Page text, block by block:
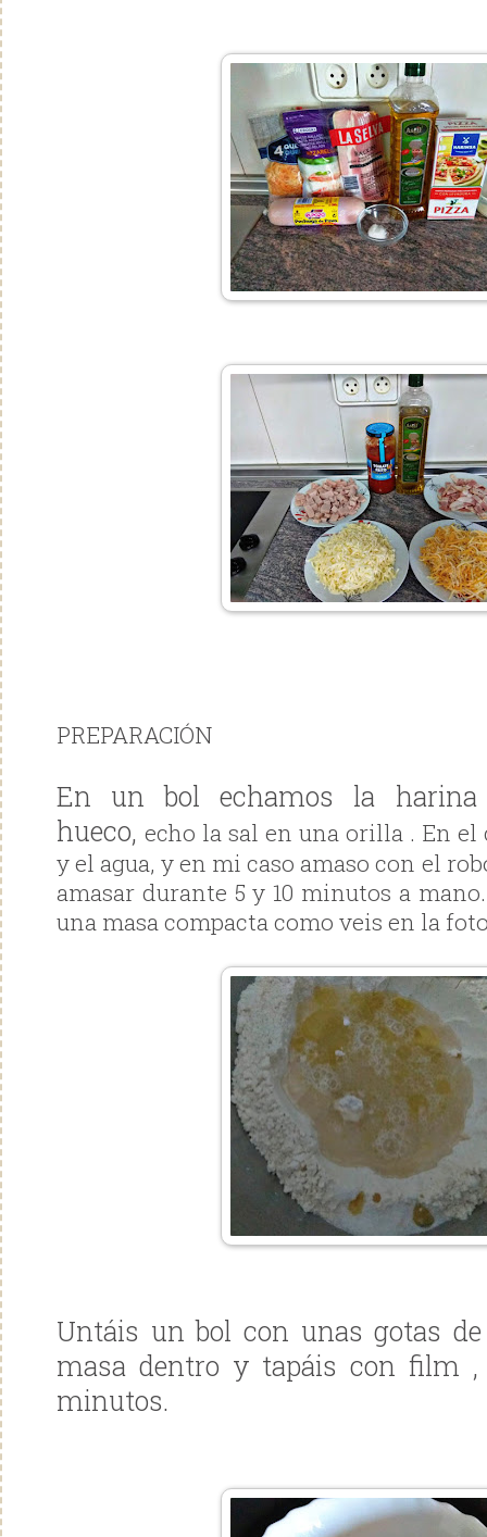
PREPARACIÓN
En un bol echamos la
hueco, echo la sal en una orilla . En
y el agua, y en mi caso amaso con el
amasar durante 5 y 10 minutos a
una masa compacta como veis en la
Untáis un bol con unas gotas
masa dentro y tapáis con film ,
minutos.